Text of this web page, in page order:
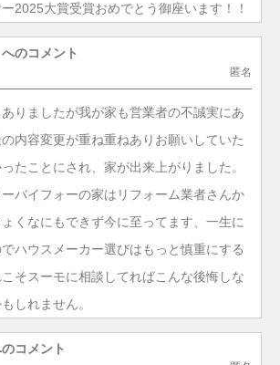
2025大賞受賞おめでとう御座います！！
のコメント
匿名
りましたが我が家も営業者の不誠実にあ
内容変更が重ね重ねありお願いしていた
たことにされ、家が出来上がりました。
バイフォーの家はリフォーム業者さんか
くなにもできず今に至ってます、一生に
ハウスメーカー選びはもっと慎重にする
そスーモに相談してればこんな後悔しな
しれません。
のコメント